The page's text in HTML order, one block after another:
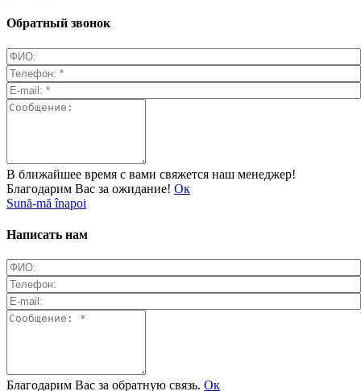
Обратный звонок
В ближайшее время с вами свяжется наш менеджер!
Благодарим Вас за ожидание! Ок
Sună-mă înapoi
Написать нам
Благодарим Вас за обратную связь. Ок